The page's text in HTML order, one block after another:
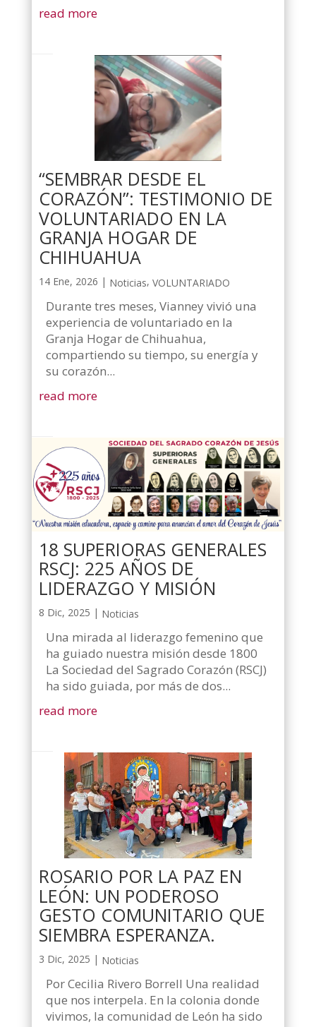
read more
“SEMBRAR DESDE EL
CORAZÓN”: TESTIMONIO DE
VOLUNTARIADO EN LA
GRANJA HOGAR DE
CHIHUAHUA
14 Ene, 2026 | Noticias, VOLUNTARIADO
Durante tres meses, Vianney vivió una
experiencia de voluntariado en la
Granja Hogar de Chihuahua,
compartiendo su tiempo, su energía y
su corazón...
read more
18 SUPERIORAS GENERALES
RSCJ: 225 AÑOS DE
LIDERAZGO Y MISIÓN
8 Dic, 2025 | Noticias
Una mirada al liderazgo femenino que
ha guiado nuestra misión desde 1800
La Sociedad del Sagrado Corazón (RSCJ)
ha sido guiada, por más de dos...
read more
ROSARIO POR LA PAZ EN
LEÓN: UN PODEROSO
GESTO COMUNITARIO QUE
SIEMBRA ESPERANZA.
3 Dic, 2025 | Noticias
Por Cecilia Rivero Borrell Una realidad
que nos interpela. En la colonia donde
vivimos, la comunidad de León ha sido